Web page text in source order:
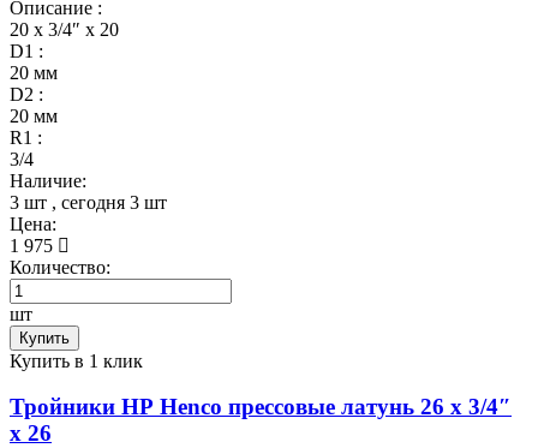
Описание :
20 x 3/4″ x 20
D1 :
20 мм
D2 :
20 мм
R1 :
3/4
Наличие:
3 шт , сегодня 3 шт
Цена:
1 975
Количество:
шт
Купить
Купить в 1 клик
Тройники НР Henco прессовые латунь 26 x 3/4″
x 26